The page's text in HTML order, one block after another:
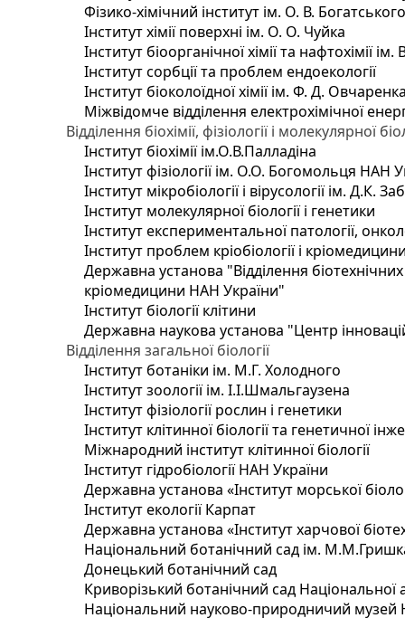
Фізико-хімічний інститут ім. О. В.
Інститут хімії поверхні ім. О. О. Чуйка
Інститут біоорганічної хімії та нафтохімії
Інститут сорбції та проблем ендоекології
Інститут біоколоїдної хімії ім. Ф. Д.
Міжвідомче відділення електрохімічної
Відділення біохімії, фізіології і молекулярної
Інститут біохімії ім.О.В.Палладіна
Інститут фізіології ім. О.О. Богомольця НАН
Інститут мікробіології і вірусології ім. Д.К.
Інститут молекулярної біології і генетики
Інститут експериментальної патології,
Інститут проблем кріобіології і
Державна установа "Відділення
кріомедицини НАН України"
Інститут біології клітини
Державна наукова установа "Центр
Відділення загальної біології
Інститут ботаніки ім. М.Г. Холодного
Інститут зоології ім. І.І.Шмальгаузена
Інститут фізіології рослин і генетики
Інститут клітинної біології та генетичної
Міжнародний інститут клітинної біології
Інститут гідробіології НАН України
Державна установа «Інститут морської
Інститут екології Карпат
Державна установа «Інститут харчової
Національний ботанічний сад ім.
Донецький ботанічний сад
Криворізький ботанічний сад Національної
Національний науково-природничий музей